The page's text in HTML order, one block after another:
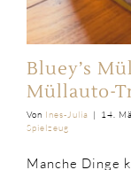
Bluey’s
Müllauto-
Von Ines-Julia | 14.
Spielzeug
Manche Dinge